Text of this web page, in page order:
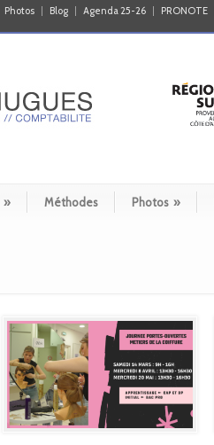
Photos Blog Agenda 25-26 PRONOTE
» Méthodes Photos »